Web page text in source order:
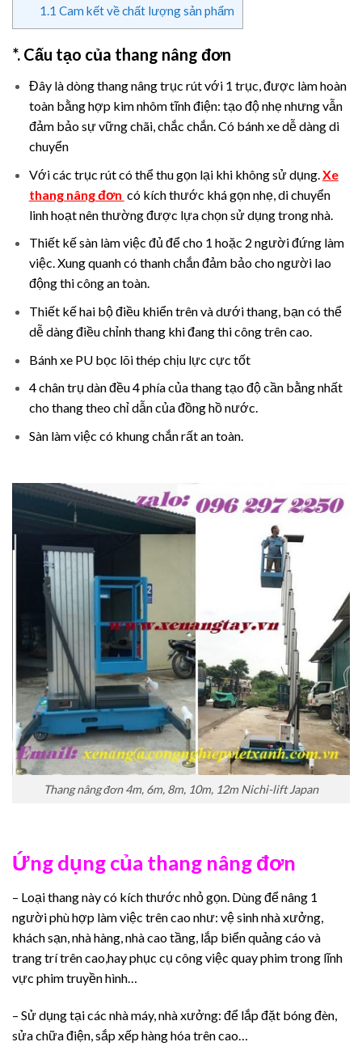
1.1 Cam kết về chất lượng sản phẩm
*. Cấu tạo của thang nâng đơn
Đây là dòng thang nâng trục rút với 1 trục, được làm hoàn
toàn bằng hợp kim nhôm tĩnh điện: tạo độ nhẹ nhưng vẫn
đảm bảo sự vững chãi, chắc chắn. Có bánh xe dễ dàng di
chuyển
Với các trục rút có thể thu gọn lại khi không sử dụng. Xe
thang nâng đơn có kích thước khá gọn nhẹ, di chuyển
linh hoạt nên thường được lựa chọn sử dụng trong nhà.
Thiết kế sàn làm việc đủ để cho 1 hoặc 2 người đứng làm
việc. Xung quanh có thanh chắn đảm bảo cho người lao
động thi công an toàn.
Thiết kế hai bộ điều khiển trên và dưới thang, bạn có thể
dễ dàng điều chỉnh thang khi đang thi công trên cao.
Bánh xe PU bọc lõi thép chịu lực cực tốt
4 chân trụ dàn đều 4 phía của thang tạo độ cần bằng nhất
cho thang theo chỉ dẫn của đồng hồ nước.
Sàn làm việc có khung chắn rất an toàn.
Thang nâng đơn 4m, 6m, 8m, 10m, 12m Nichi-lift Japan
Ứng dụng của thang nâng đơn
– Loại thang này có kích thước nhỏ gọn. Dùng để nâng 1
người phù hợp làm việc trên cao như: vệ sinh nhà xưởng,
khách sạn, nhà hàng, nhà cao tầng, lắp biển quảng cáo và
trang trí trên cao,hay phục cụ công việc quay phim trong lĩnh
vực phim truyền hình…
– Sử dụng tại các nhà máy, nhà xưởng: để lắp đặt bóng đèn,
sửa chữa điện, sắp xếp hàng hóa trên cao…